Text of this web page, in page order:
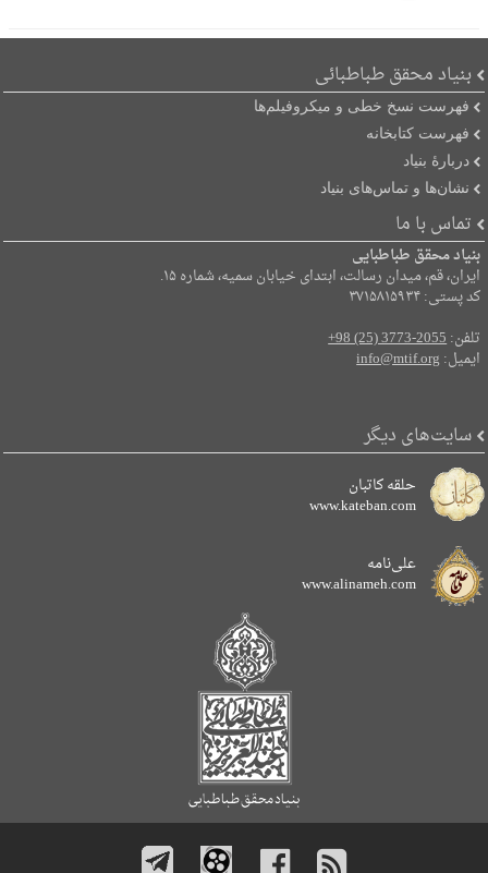
بنیاد محقق طباطبائی
فهرست نسخ خطی و میکروفیلم‌ها
فهرست کتابخانه
دربارۀ بنیاد
نشان‌ها و تماس‌های بنیاد
تماس با ما
بنیاد محقق طباطبایی
ایران، قم، میدان رسالت، ابتدای خیابان سمیه، شماره ۱۵.
کد پستی: ۳۷۱۵۸۱۵۹۳۴
تلفن:+98 (25) 3773-2055
ایمیل:info@mtif.org
سایت‌های دیگر
حلقه کاتبان
www.kateban.com
علی‌نامه
www.alinameh.com